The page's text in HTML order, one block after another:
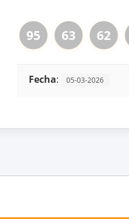
95 63 62
Fecha: 05-03-2026